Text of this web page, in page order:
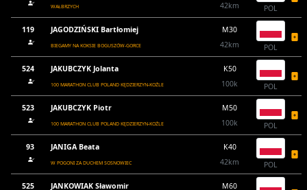
WAŁBRZYCH
42km
POL
119 JAGODZIŃSKI Bartłomiej
BIEGAMY NA KOKSIE BOGUSZÓW-GORCE
M30
42km
POL
524 JAKUBCZYK Jolanta
100 MARATHON CLUB POLAND KĘDZIERZYN-KOŹLE
K50
100k
POL
523 JAKUBCZYK Piotr
100 MARATHON CLUB POLAND KĘDZIERZYN-KOŹLE
M50
100k
POL
93 JANIGA Beata
W POGONI ZA DUCHEM SOSNOWIEC
K40
42km
POL
525 JANKOWIAK Sławomir
M60